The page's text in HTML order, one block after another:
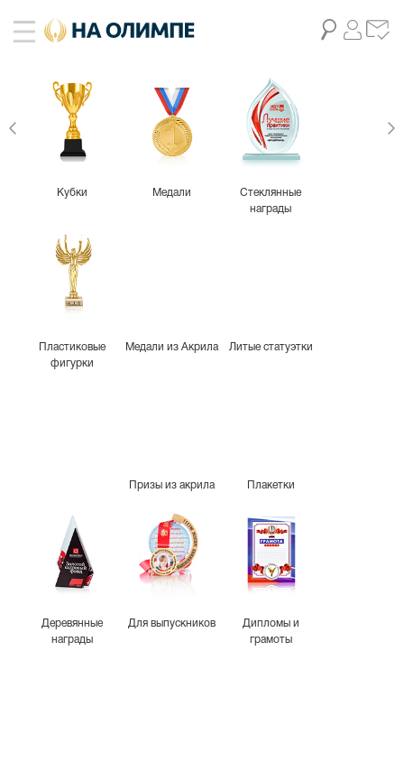
Кубки Медали
Стеклянные
награды
Пластиковые
фигурки
Медали из Акрила Литые статуэтки
Призы из акрила Плакетки
Деревянные
награды
Для выпускников
Дипломы и
грамоты
живое фото